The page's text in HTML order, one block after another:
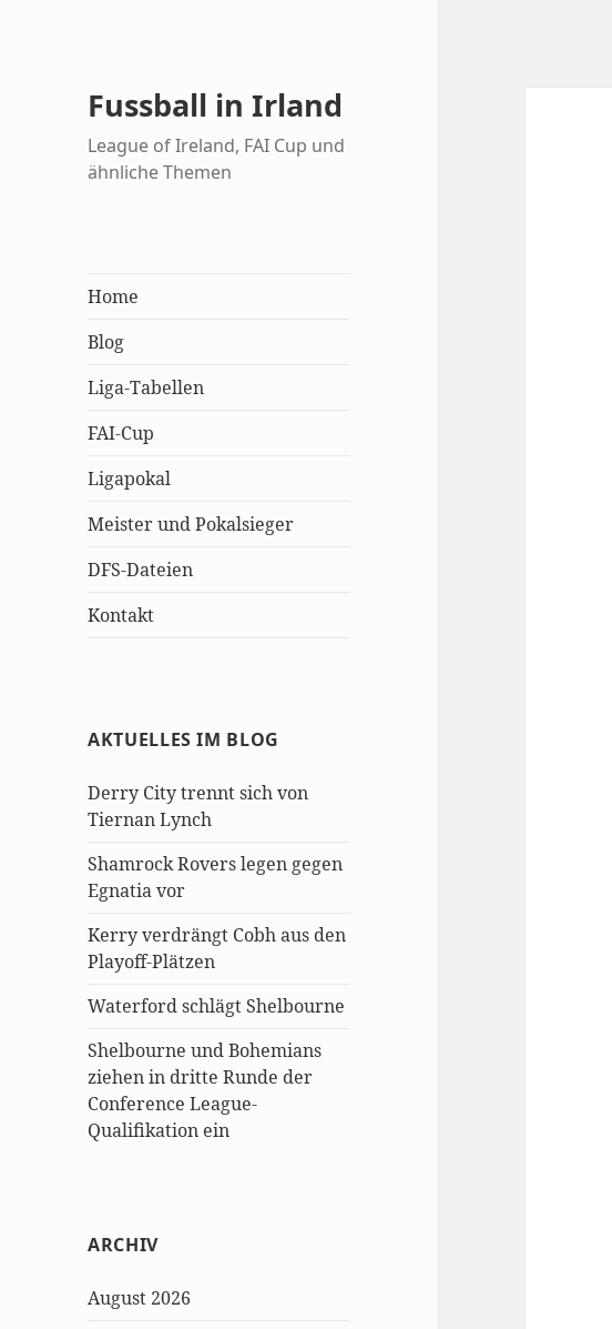
Fussball in Irland
League of Ireland, FAI Cup und
ähnliche Themen
Home
Blog
Liga-Tabellen
FAI-Cup
Ligapokal
Meister und Pokalsieger
DFS-Dateien
Kontakt
AKTUELLES IM BLOG
Derry City trennt sich von
Tiernan Lynch
Shamrock Rovers legen gegen
Egnatia vor
Kerry verdrängt Cobh aus den
Playoff-Plätzen
Waterford schlägt Shelbourne
Shelbourne und Bohemians
ziehen in dritte Runde der
Conference League-
Qualifikation ein
ARCHIV
August 2026